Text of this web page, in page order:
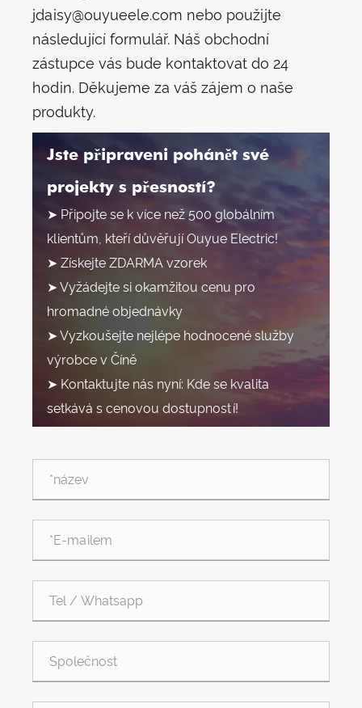
jdaisy@ouyueele.com nebo použijte
následující formulář. Náš obchodní
zástupce vás bude kontaktovat do 24
hodin. Děkujeme za váš zájem o naše
produkty.
Jste připraveni pohánět své
projekty s přesností?
➤ Připojte se k více než 500 globálním
klientům, kteří důvěřují Ouyue Electric!
➤ Získejte ZDARMA vzorek
➤ Vyžádejte si okamžitou cenu pro
hromadné objednávky
➤ Vyzkoušejte nejlépe hodnocené služby
výrobce v Číně
➤ Kontaktujte nás nyní: Kde se kvalita
setkává s cenovou dostupností!